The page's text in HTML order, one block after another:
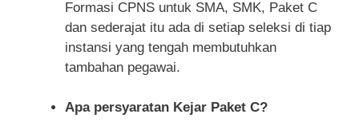
Formasi CPNS untuk SMA, SMK, Paket C
dan sederajat itu ada di setiap seleksi di tiap
instansi yang tengah membutuhkan
tambahan pegawai.
Apa persyaratan Kejar Paket C?